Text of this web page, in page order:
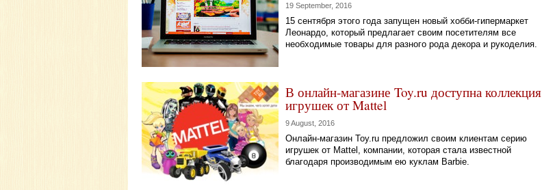
19 September, 2016
15 сентября этого года запущен новый хобби-гипермаркет
Леонардо, который предлагает своим посетителям все
необходимые товары для разного рода декора и рукоделия.
В онлайн-магазине Toy.ru доступна коллекция
игрушек от Mattel
9 August, 2016
Онлайн-магазин Toy.ru предложил своим клиентам серию
игрушек от Mattel, компании, которая стала известной
благодаря производимым ею куклам Barbie.